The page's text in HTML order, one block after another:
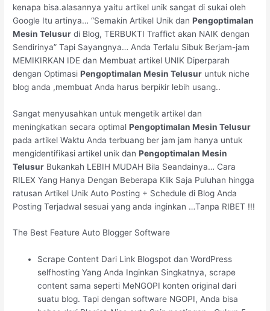
kenapa bisa.alasannya yaitu artikel unik sangat di sukai oleh
Google Itu artinya… “Semakin Artikel Unik danPengoptimalan
Mesin Telusur di Blog, TERBUKTI Traffict akan NAIK dengan
Sendirinya” Tapi Sayangnya… Anda Terlalu Sibuk Berjam-jam
MEMIKIRKAN IDE dan Membuat artikel UNIK Diperparah
dengan OptimasiPengoptimalan Mesin Telusur untuk niche
blog anda ,membuat Anda harus berpikir lebih usang..
Sangat menyusahkan untuk mengetik artikel dan
meningkatkan secara optimalPengoptimalan Mesin Telusur
pada artikel Waktu Anda terbuang ber jam jam hanya untuk
mengidentifikasi artikel unik danPengoptimalan Mesin
Telusur Bukankah LEBIH MUDAH Bila Seandainya… Cara
RILEX Yang Hanya Dengan Beberapa Klik Saja Puluhan hingga
ratusan Artikel Unik Auto Posting + Schedule di Blog Anda
Posting Terjadwal sesuai yang anda inginkan …Tanpa RIBET !!!
The Best Feature Auto Blogger Software
Scrape Content Dari Link Blogspot dan WordPress
selfhosting Yang Anda Inginkan Singkatnya, scrape
content sama seperti MeNGOPI konten original dari
suatu blog. Tapi dengan software NGOPI, Anda bisa